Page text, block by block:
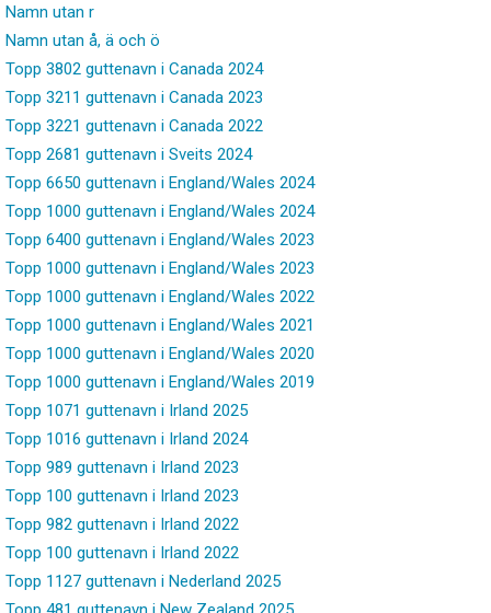
Namn utan r
Namn utan å, ä och ö
Topp 3802 guttenavn i Canada 2024
Topp 3211 guttenavn i Canada 2023
Topp 3221 guttenavn i Canada 2022
Topp 2681 guttenavn i Sveits 2024
Topp 6650 guttenavn i England/Wales 2024
Topp 1000 guttenavn i England/Wales 2024
Topp 6400 guttenavn i England/Wales 2023
Topp 1000 guttenavn i England/Wales 2023
Topp 1000 guttenavn i England/Wales 2022
Topp 1000 guttenavn i England/Wales 2021
Topp 1000 guttenavn i England/Wales 2020
Topp 1000 guttenavn i England/Wales 2019
Topp 1071 guttenavn i Irland 2025
Topp 1016 guttenavn i Irland 2024
Topp 989 guttenavn i Irland 2023
Topp 100 guttenavn i Irland 2023
Topp 982 guttenavn i Irland 2022
Topp 100 guttenavn i Irland 2022
Topp 1127 guttenavn i Nederland 2025